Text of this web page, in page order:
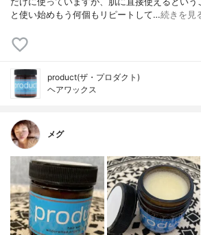
と使い始めもう何個もリピートして…続きを見
product(ザ・プロダクト)
ヘアワックス
メグ